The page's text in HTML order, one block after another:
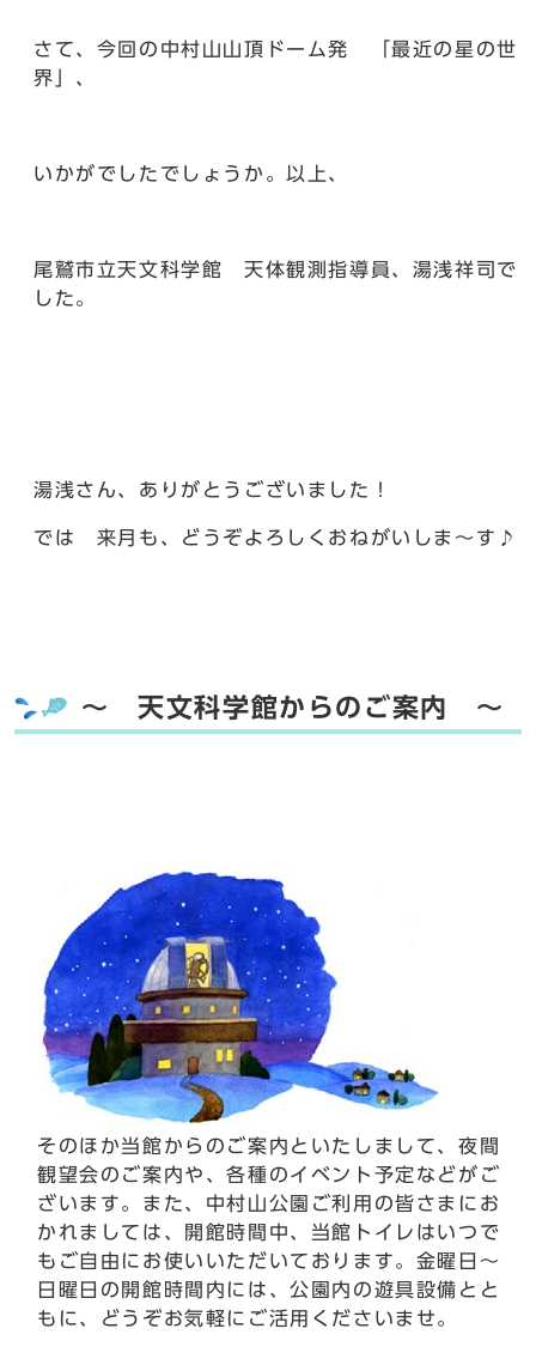
さて、今回の中村山山頂ドーム発 「最近の星の世
界」、
いかがでしたでしょうか。以上、
尾鷲市立天文科学館 天体観測指導員、湯浅祥司で
した。
湯浅さん、ありがとうございました！
では 来月も、どうぞよろしくおねがいしま～す♪
～ 天文科学館からのご案内 ～
そのほか当館からのご案内といたしまして、夜間
観望会のご案内や、各種のイベント予定などがご
ざいます。また、中村山公園ご利用の皆さまにお
かれましては、開館時間中、当館トイレはいつで
もご自由にお使いいただいております。金曜日～
日曜日の開館時間内には、公園内の遊具設備とと
もに、どうぞお気軽にご活用くださいませ。